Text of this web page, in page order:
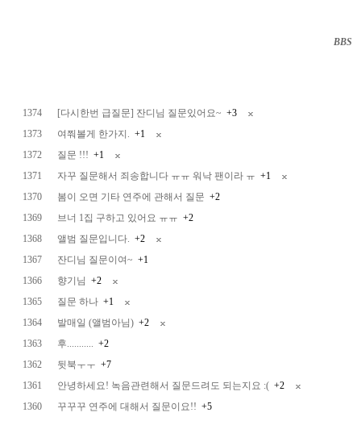
BBS
1374 [다시한번 급질문] 잔디님 질문있어요~ +3
1373
여쭤볼게 한가지. +1
1372
질문 !!! +1
1371
자꾸 질문해서 죄송합니다 ㅠㅠ 워낙 팬이라 ㅠ +1
1370
봄이 오면 기타 연주에 관해서 질문 +2
1369
브너 1집 구하고 있어요 ㅠㅠ +2
1368
앨범 질문입니다. +2
1367
잔디님 질문이여~ +1
1366
향기님 +2
1365
질문 하나 +1
1364
발매일 (앨범아님) +2
1363
후........... +2
1362
뒷북ㅜㅜ +7
1361
안녕하세요! 녹음관련해서 질문드려도 되는지요 :( +2
1360
꾸꾸꾸 연주에 대해서 질문이요!! +5